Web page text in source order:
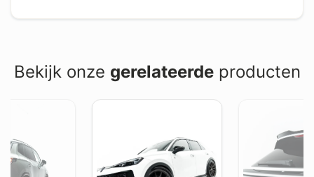
Bekijk onze gerelateerdeproducten